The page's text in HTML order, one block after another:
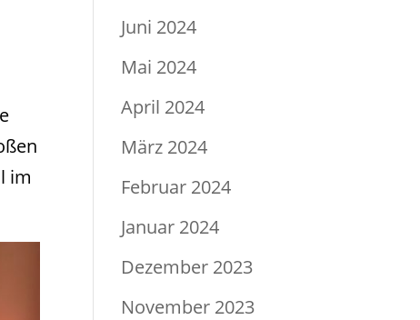
im
Juni 2024
Mai 2024
April 2024
März 2024
Februar 2024
Januar 2024
Dezember 2023
November 2023